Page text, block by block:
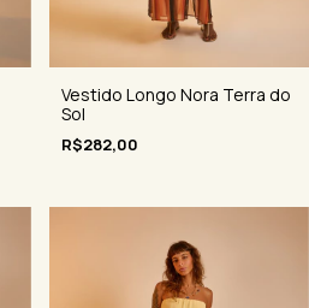
Vestido Longo Nora Terra do
Sol
R$282,00